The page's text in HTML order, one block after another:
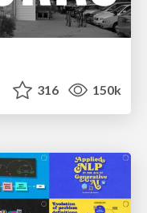
316 150k